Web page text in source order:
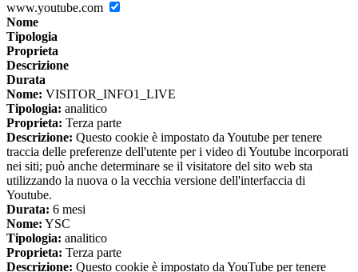
www.youtube.com
Nome
Tipologia
Proprieta
Descrizione
Durata
Nome: VISITOR_INFO1_LIVE
Tipologia: analitico
Proprieta: Terza parte
Descrizione: Questo cookie è impostato da Youtube per tenere
traccia delle preferenze dell'utente per i video di Youtube incorporati
nei siti; può anche determinare se il visitatore del sito web sta
utilizzando la nuova o la vecchia versione dell'interfaccia di
Youtube.
Durata: 6 mesi
Nome: YSC
Tipologia: analitico
Proprieta: Terza parte
Descrizione: Questo cookie è impostato da YouTube per tenere